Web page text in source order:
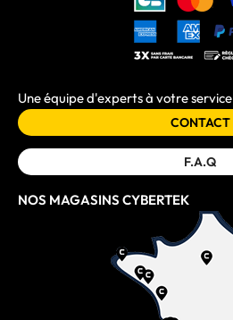
Une équipe d'experts à votre service
CONTACT
F.A.Q
NOS MAGASINS CYBERTEK